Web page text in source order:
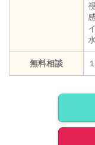
無料相談